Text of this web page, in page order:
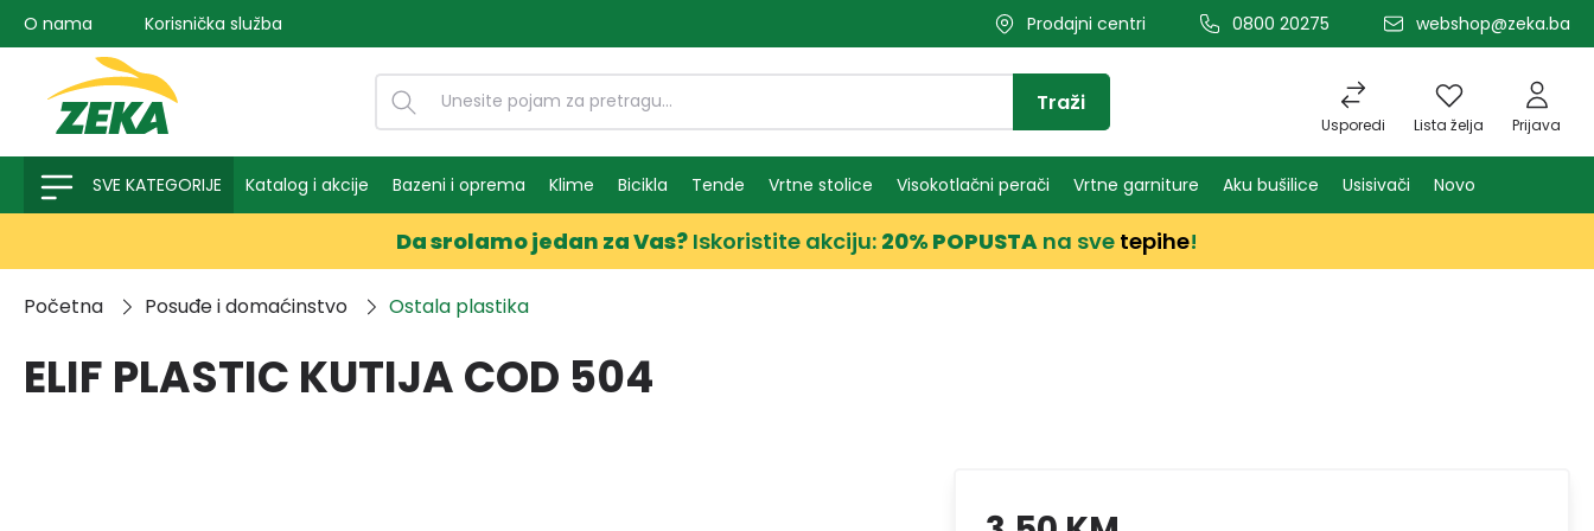
pretragu Preskoči na glavnu navigaciju
O nama Korisnička služba Prodajni centri 0800 20275 webshop@zeka.ba
Usporedi Lista želja Prijava
Traži
SVE KATEGORIJE Katalog i akcije Bazeni i oprema Klime Bicikla Tende Vrtne stolice Visokotlačni perači Vrtne garniture Aku bušilice Usisivači Novo
Da srolamo jedan za Vas? Iskoristite akciju: 20% POPUSTA na sve tepihe!
Početna Posuđe i domaćinstvo Ostala plastika
ELIF PLASTIC KUTIJA COD 504